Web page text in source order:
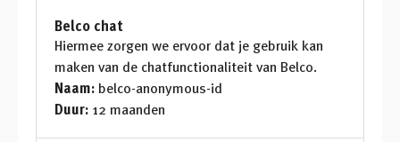
Belco chat
Hiermee zorgen we ervoor dat je gebruik kan
maken van de chatfunctionaliteit van Belco.
Naam:belco-anonymous-id
Duur: 12 maanden